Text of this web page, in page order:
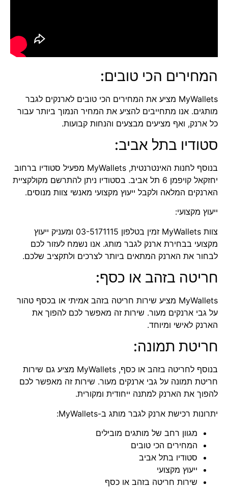
המחירים הכי טובים:
MyWallets מציע את המחירים הכי טובים לארנקים לגבר
מותגים. אנו מתחייבים להציע את המחיר הנמוך ביותר עבור
כל ארנק, ואף מציעים מבצעים והנחות קבועות.
סטודיו בתל אביב:
בנוסף לחנות האינטרנטית, MyWallets מפעיל סטודיו ברחוב
יחזקאל קויפמן 6 תל אביב. בסטודיו ניתן להתרשם מקולקציית
הארנקים המלאה ולקבל ייעוץ מקצועי מאנשי צוות מנוסים.
ייעוץ מקצועי:
צוות MyWallets
זמין בטלפון 03-5171115 ומעניק ייעוץ
מקצועי בבחירת ארנק לגבר מותג. אנו נשמח לעזור לכם
לבחור את הארנק המתאים ביותר לצרכים ולתקציב שלכם.
חריטה בזהב או כסף:
MyWallets מציע שירות חריטה בזהב אמיתי או בכסף טהור
על גבי ארנקים מעור. שירות זה מאפשר לכם להפוך את
הארנק לאישי ומיוחד.
חריטת תמונה:
בנוסף לחריטה בזהב או כסף, MyWallets מציע גם שירות
חריטת תמונה על גבי ארנקים מעור. שירות זה מאפשר לכם
להפוך את הארנק למתנה ייחודית ומקורית.
יתרונות רכישת ארנק לגבר מותג ב-MyWallets:
מגוון רחב של מותגים מובילים
המחירים הכי טובים
סטודיו בתל אביב
ייעוץ מקצועי
שירות חריטה בזהב או כסף